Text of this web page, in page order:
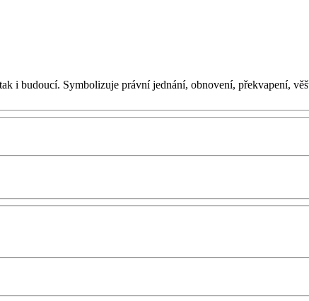
i budoucí. Symbolizuje právní jednání, obnovení, překvapení,